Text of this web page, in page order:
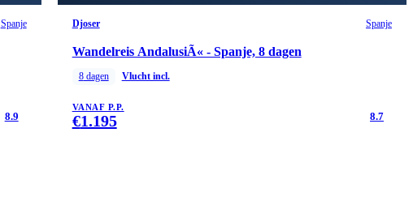
Spanje
8.9
Djoser Spanje
Wandelreis AndalusiÃ« - Spanje, 8 dagen
8dagen Vlucht incl.
VANAF P.P.
€1.195 8.7